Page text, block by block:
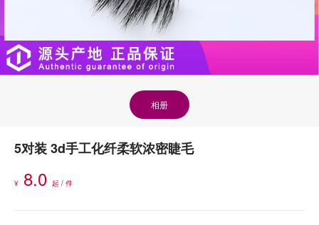
相册
5对装 3d手工化纤柔软浓密睫毛
¥ 8.0 起 / 件